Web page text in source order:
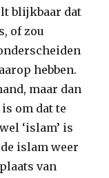
blijkbaar dat
of zou
hebben.
maar dan
om dat te
‘islam’ is
islam weer
van